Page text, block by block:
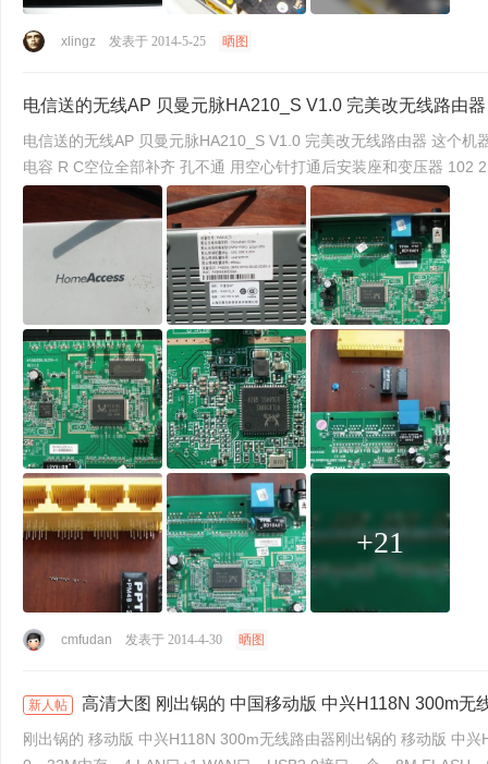
xlingz 发表于 2014-5-25 晒图
电信送的无线AP 贝曼元脉HA210_S V1.0 完美改无线路由器
电信送的无线AP 贝曼元脉HA210_S V1.0 完美改无线路由器 这个机器IP地址标错的 实际默认是1.254 从TPLINK 402M上取下4LAN口 网络隔离变压器 12个58Ω 电阻 4个贴片电容 2个蓝色
+21
cmfudan 发表于 2014-4-30 晒图
新人帖 高清大图 刚出锅的 中国移动版 中兴H118N 300m无
刚出锅的 移动版 中兴H118N 300m无线路由器刚出锅的 移动版 中兴H118N 300m无线路由器、 生产日期 14年3月 解除了端口和拨号限制 现在是普通无线路由器 硬件配置：BCM5358BU